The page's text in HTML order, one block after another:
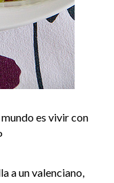
es vivir con
a un valenciano,